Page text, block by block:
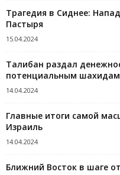
Трагедия в Сиднее:
Пастыря
15.04.2024
Талибан раздал
потенциальным шахидам
14.04.2024
Главные итоги самой
Израиль
14.04.2024
Ближний Восток в шаге